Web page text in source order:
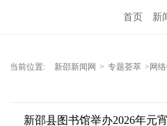
首页 新
当前位置: 新邵新闻网 > 专题荟萃 >网
新邵县图书馆举办2026年元